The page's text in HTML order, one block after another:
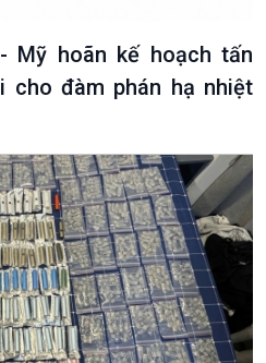
Mỹ hoãn kế hoạch tấn
cho đàm phán hạ nhiệt